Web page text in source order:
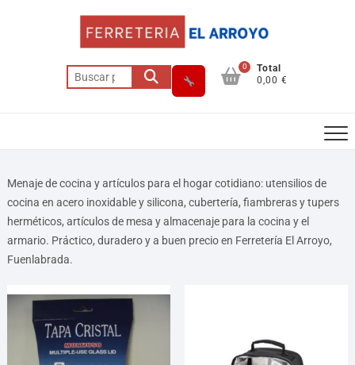
0
Total
0,00 €
Menaje de cocina y artículos para el hogar cotidiano: utensilios de
cocina en acero inoxidable y silicona, cubertería, fiambreras y tupers
herméticos, artículos de mesa y almacenaje para la cocina y el
armario. Práctico, duradero y a buen precio en Ferretería El Arroyo,
Fuenlabrada.Asesor El Arroyo
Llamar (cerrado)